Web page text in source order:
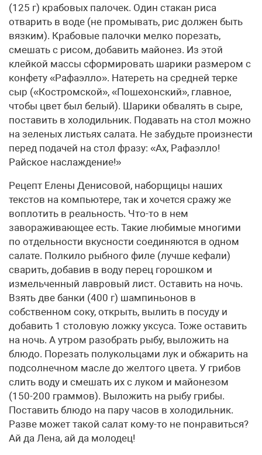
(125 г) крабовых палочек. Один стакан риса
отварить в воде (не промывать, рис должен быть
вязким). Крабовые палочки мелко порезать,
смешать с рисом, добавить майонез. Из этой
клейкой массы сформировать шарики размером с
конфету «Рафаэлло». Натереть на средней терке
сыр («Костромской», «Пошехонский», главное,
чтобы цвет был белый). Шарики обвалять в сыре,
поставить в холодильник. Подавать на стол можно
на зеленых листьях салата. Не забудьте произнести
перед подачей на стол фразу: «Ах, Рафаэлло!
Райское наслаждение!»
Рецепт Елены Денисовой, наборщицы наших
текстов на компьютере, так и хочется сражу же
воплотить в реальность. Что-то в нем
завораживающее есть. Такие любимые многими
по отдельности вкусности соединяются в одном
салате. Полкило рыбного филе (лучше кефали)
сварить, добавив в воду перец горошком и
измельченный лавровый лист. Оставить на ночь.
Взять две банки (400 г) шампиньонов в
собственном соку, открыть, вылить в посуду и
добавить 1 столовую ложку уксуса. Тоже оставить
на ночь. А утром разобрать рыбу, выложить на
блюдо. Порезать полукольцами лук и обжарить на
подсолнечном масле до желтого цвета. У грибов
слить воду и смешать их с луком и майонезом
(150-200 граммов). Выложить на рыбу грибы.
Поставить блюдо на пару часов в холодильник.
Разве может такой салат кому-то не понравиться?
Ай да Лена, ай да молодец!